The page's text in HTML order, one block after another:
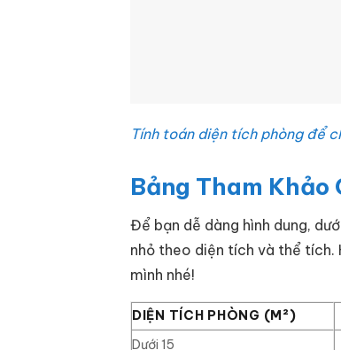
Tính toán diện tích phòng để
Bảng Tham Khảo
Để bạn dễ dàng hình dung,
nhỏ theo diện tích và thể tích.
mình nhé!
DIỆN TÍCH PHÒNG (M²)
Dưới 15